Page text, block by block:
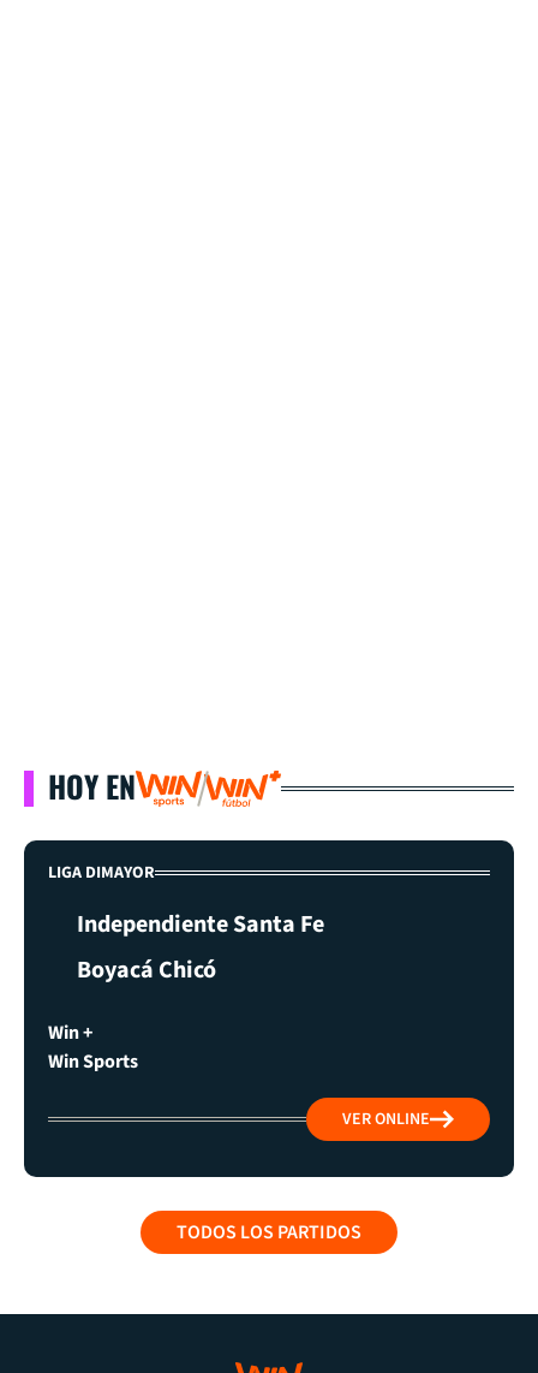
HOY EN
LIGA DIMAYOR
Independiente Santa Fe
Boyacá Chicó
Win +
Win Sports
VER ONLINE
TODOS LOS PARTIDOS